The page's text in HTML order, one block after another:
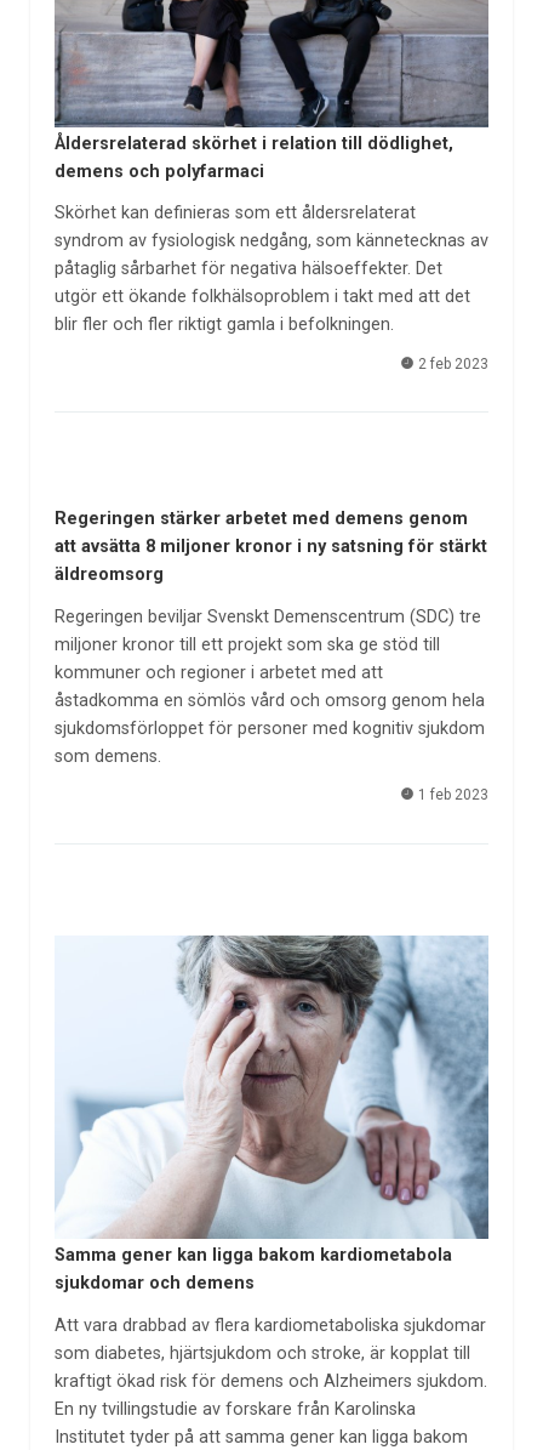
Åldersrelaterad skörhet i relation till dödlighet,
demens och polyfarmaci
Skörhet kan definieras som ett åldersrelaterat
syndrom av fysiologisk nedgång, som kännetecknas av
påtaglig sårbarhet för negativa hälsoeffekter. Det
utgör ett ökande folkhälsoproblem i takt med att det
blir fler och fler riktigt gamla i befolkningen.
2 feb 2023
Regeringen stärker arbetet med demens genom
att avsätta 8 miljoner kronor i ny satsning för stärkt
äldreomsorg
Regeringen beviljar Svenskt Demenscentrum (SDC) tre
miljoner kronor till ett projekt som ska ge stöd till
kommuner och regioner i arbetet med att
åstadkomma en sömlös vård och omsorg genom hela
sjukdomsförloppet för personer med kognitiv sjukdom
som demens.
1 feb 2023
Samma gener kan ligga bakom kardiometabola
sjukdomar och demens
Att vara drabbad av flera kardiometaboliska sjukdomar
som diabetes, hjärtsjukdom och stroke, är kopplat till
kraftigt ökad risk för demens och Alzheimers sjukdom.
En ny tvillingstudie av forskare från Karolinska
Institutet tyder på att samma gener kan ligga bakom